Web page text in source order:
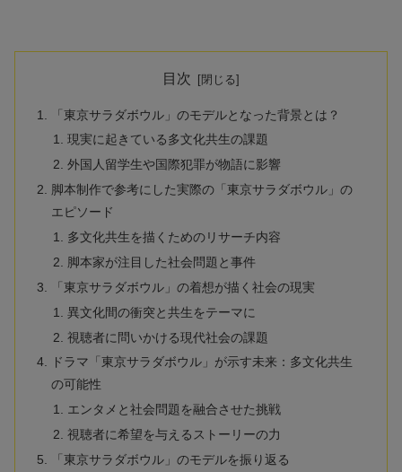
目次
「東京サラダボウル」のモデルとなった背景とは？
現実に起きている多文化共生の課題
外国人留学生や国際犯罪が物語に影響
脚本制作で参考にした実際の「東京サラダボウル」の
エピソード
多文化共生を描くためのリサーチ内容
脚本家が注目した社会問題と事件
「東京サラダボウル」の着想が描く社会の現実
異文化間の衝突と共生をテーマに
視聴者に問いかける現代社会の課題
ドラマ「東京サラダボウル」が示す未来：多文化共生
の可能性
エンタメと社会問題を融合させた挑戦
視聴者に希望を与えるストーリーの力
「東京サラダボウル」のモデルを振り返る